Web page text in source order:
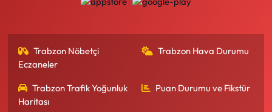
Trabzon Nöbetçi
Eczaneler
Trabzon Hava Durumu
Trabzon Trafik Yoğunluk
Haritası
Puan Durumu ve Fikstür